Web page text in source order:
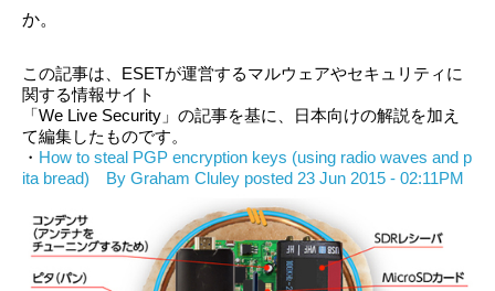
か。
この記事は、ESETが運営するマルウェアやセキュリティに
関する情報サイト
「We Live Security」の記事を基に、日本向けの解説を加え
て編集したものです。
・ How to steal PGP encryption keys (using radio waves and p
ita bread) By Graham Cluley posted 23 Jun 2015 - 02:11PM